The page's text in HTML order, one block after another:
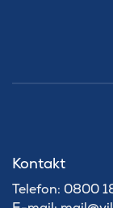
Kontakt
Telefon: 0800